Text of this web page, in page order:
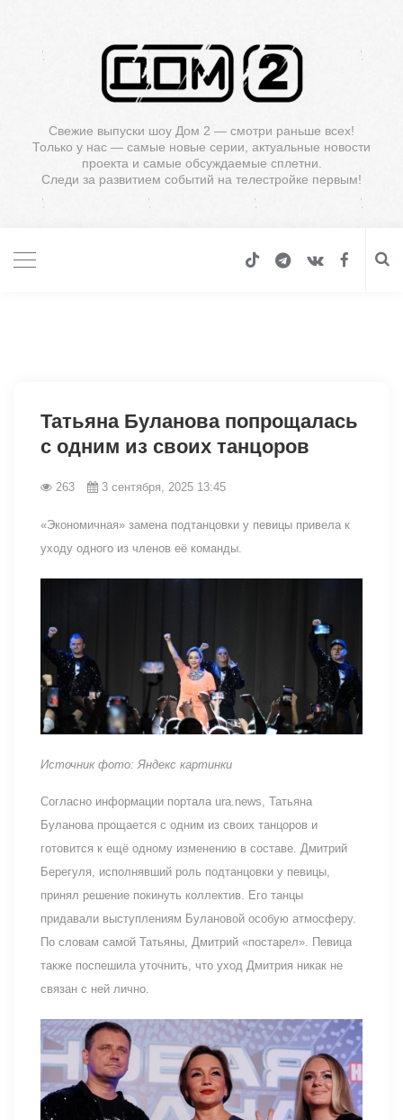
Свежие выпуски шоу Дом 2 — смотри раньше всех!
Только у нас — самые новые серии, актуальные новости
проекта и самые обсуждаемые сплетни.
Следи за развитием событий на телестройке первым!
Татьяна Буланова попрощалась
с одним из своих танцоров
263 3 сентября, 2025 13:45
«Экономичная» замена подтанцовки у певицы привела к
уходу одного из членов её команды.
Источник фото: Яндекс картинки
Согласно информации портала ura.news, Татьяна
Буланова прощается с одним из своих танцоров и
готовится к ещё одному изменению в составе. Дмитрий
Берегуля, исполнявший роль подтанцовки у певицы,
принял решение покинуть коллектив. Его танцы
придавали выступлениям Булановой особую атмосферу.
По словам самой Татьяны, Дмитрий «постарел». Певица
также поспешила уточнить, что уход Дмитрия никак не
связан с ней лично.